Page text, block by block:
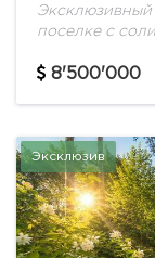
Эксклюзивный
поселке с
Ромашково -
8'500'000
Эксклюзив